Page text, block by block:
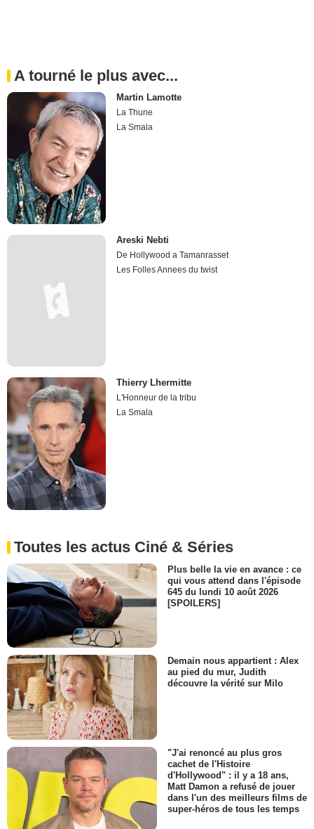
A tourné le plus avec...
Martin Lamotte
La Thune
La Smala
Areski Nebti
De Hollywood a Tamanrasset
Les Folles Annees du twist
Thierry Lhermitte
L'Honneur de la tribu
La Smala
Toutes les actus Ciné & Séries
Plus belle la vie en avance : ce
qui vous attend dans l'épisode
645 du lundi 10 août 2026
[SPOILERS]
Demain nous appartient : Alex
au pied du mur, Judith
découvre la vérité sur Milo
"J'ai renoncé au plus gros
cachet de l'Histoire
d'Hollywood" : il y a 18 ans,
Matt Damon a refusé de jouer
dans l'un des meilleurs films de
super-héros de tous les temps